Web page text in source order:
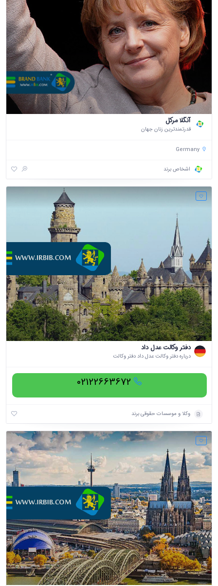
آنگلا مرکل
قدرتمندترین زنان جهان
Germany
اشخاص برند
دفتر وکالت عدل داد
درباره دفتر وکالت عدل داد دفتر وکالت
02122663672
وکلا و موسسات حقوقی برند